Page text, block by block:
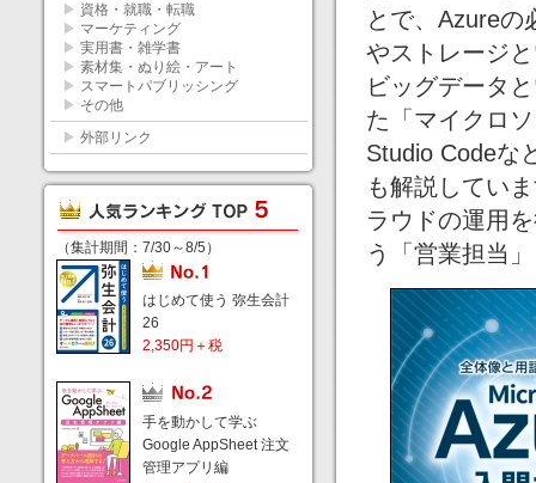
▶ 資格・就職・転職
▶ マーケティング
▶ 実用書・雑学書
▶ 素材集・ぬり絵・アート
▶ スマートパブリッシング
▶ その他
▶ 外部リンク
（集計期間：7/30～8/5）
はじめて使う 弥生会計
26
2,350円＋税
手を動かして学ぶ
Google AppSheet 注文
管理アプリ編
とで、Azureの
やストレージ
ビッグデータ
た「マイクロ
Studio Codeな
も解説してい
ラウドの運用
う「営業担当